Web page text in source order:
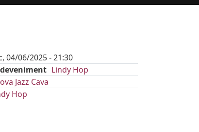
04/06/2025 - 21:30
Lindy Hop
Jazz Cava
Hop